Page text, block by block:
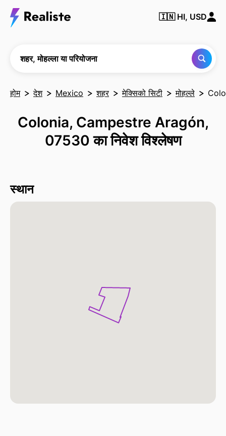
🇮🇳 HI, USD
शहर, मोहल्ला या परियोजना
होम देश Mexico शहर मेक्सिको सिटी मोहल्ले
Colonia, Campestre Aragón,
07530 का निवेश विश्लेषण
स्थान